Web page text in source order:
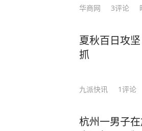
华商网 3评论
夏秋百日攻
抓
九派快讯 1评论
杭州一男子